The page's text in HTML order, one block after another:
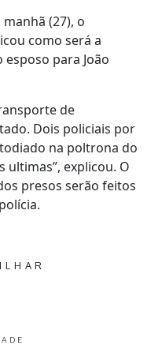
(27), o
como será a
para João
de
Dois policiais por
na poltrona do
ultimas”, explicou. O
presos serão feitos